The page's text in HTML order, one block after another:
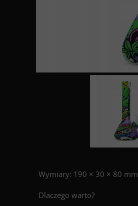
Wymiary: 190 × 30 × 80 mm
Dlaczego warto?